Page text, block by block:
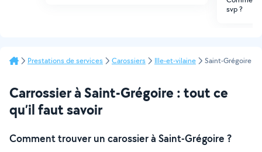
svp ?
Prestations de services Carossiers Ille-et-vilaine Saint-Grégoire
Carrossier à Saint-Grégoire : tout ce
qu’il faut savoir
Comment trouver un carossier à Saint-Grégoire ?